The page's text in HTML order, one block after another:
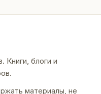
Книги, блоги и
материалы, не